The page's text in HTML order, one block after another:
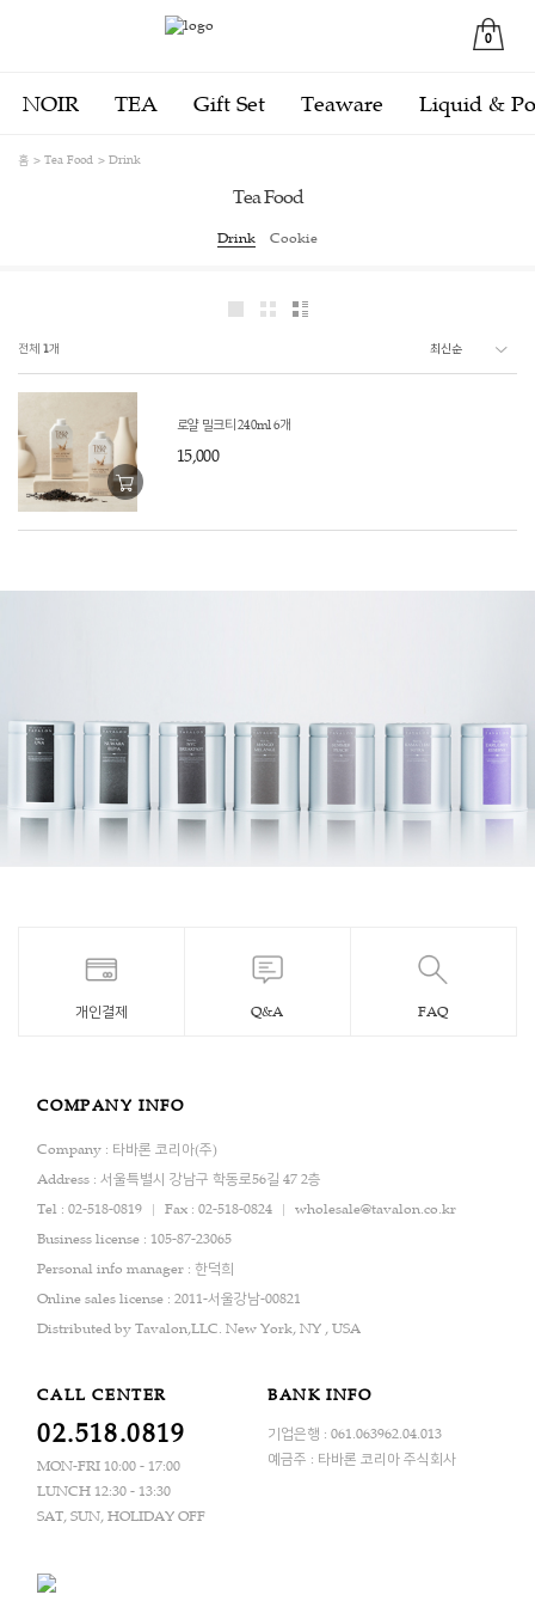
0
NOIR TEA Gift Set Teaware Liquid &
홈 Tea Food Drink
Tea Food
Drink Cookie
전체 1개
로얄 밀크티 240ml 6개
15,000
개인결제 Q&A FAQ
COMPANY INFO
Company : 타바론 코리아(주)
Address : 서울특별시 강남구 학동로56길 47 2층
Tel : 02-518-0819
Fax : 02-518-0824
wholesale@tavalon.co.kr
Business license : 105-87-23065
Personal info manager : 한덕희
Online sales license : 2011-서울강남-00821
Distributed by Tavalon,LLC. New York, NY , USA
CALL CENTER
02.518.0819
MON-FRI 10:00 - 17:00
LUNCH 12:30 - 13:30
SAT, SUN, HOLIDAY OFF
BANK INFO
기업은행 : 061.063962.04.013
예금주 : 타바론 코리아 주식회사